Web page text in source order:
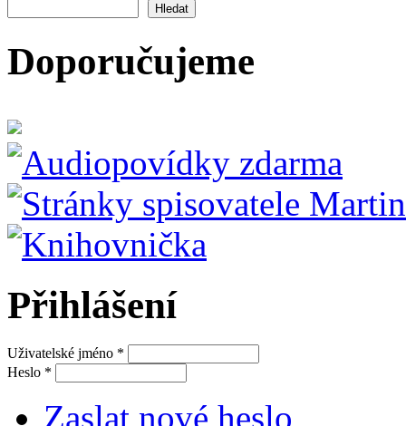
Doporučujeme
Přihlášení
Uživatelské jméno *
Heslo *
Zaslat nové heslo